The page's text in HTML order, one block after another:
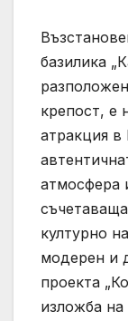
базилика
крепост, е
атракция в
атмосфера
културно
модерен и
проекта
изложба на